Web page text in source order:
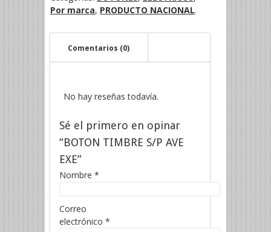
Por marca, PRODUCTO NACIONAL.
Comentarios (0)
No hay reseñas todavía.
Sé el primero en opinar
“BOTON TIMBRE S/P AVE
EXE”
Nombre *
Correo
electrónico *